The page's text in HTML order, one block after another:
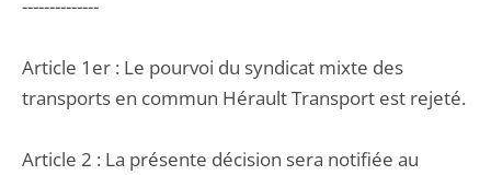
--------------
Article 1er : Le pourvoi du syndicat mixte des
transports en commun Hérault Transport est rejeté.
Article 2 : La présente décision sera notifiée au